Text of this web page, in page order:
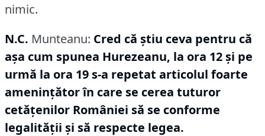
nimic.
N.C. Munteanu: Cred că ştiu ceva pentru că
aşa cum spunea Hurezeanu, la ora 12 şi pe
urmă la ora 19 s-a repetat articolul foarte
ameninţător în care se cerea tuturor
cetăţenilor României să se conforme
legalităţii şi să respecte legea.